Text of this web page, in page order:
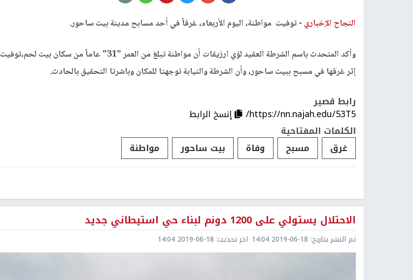
النجاح الإخباري -توفيت مواطنة، اليوم الأربعاء، غرقاً في أحد مسابح مدينة بيت ساحور.
وأكد المتحدث باسم الشرطة العقيد لؤي ارزيقات أن مواطنة تبلغ من العمر "31" عاماً من سكان بيت لحم،توفيت
إثر غرقها في مسبح ببيت ساحور، وأن الشرطة والنيابة توجهتا للمكان وباشرتا التحقيق بالحادث.
رابط قصير
https://nn.najah.edu/53T5/
إنسخ الرابط
الكلمات المفتاحية
غرق
مسبح وفاة بيت ساحور مواطنة
الاحتلال يستولي على 1200 دونم لبناء حي استيطاني جديد
تم النشر بتاريخ: 2019-06-18 14:04 اخر تحديث: 2019-06-18 14:04